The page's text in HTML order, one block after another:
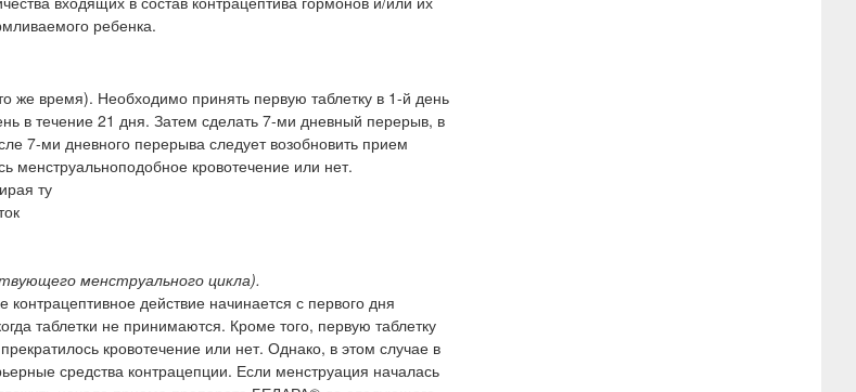
ребенка.
же время). Необходимо принять первую таблетку в 1-й день
в течение 21 дня. Затем сделать 7-ми дневный перерыв, в
7-ми дневного перерыва следует возобновить прием
менструальноподобное кровотечение или нет.
ту
менструального цикла).
действие начинается с первого дня
таблетки не принимаются. Кроме того, первую таблетку
кровотечение или нет. Однако, в этом случае в
средства контрацепции. Если менструация началась